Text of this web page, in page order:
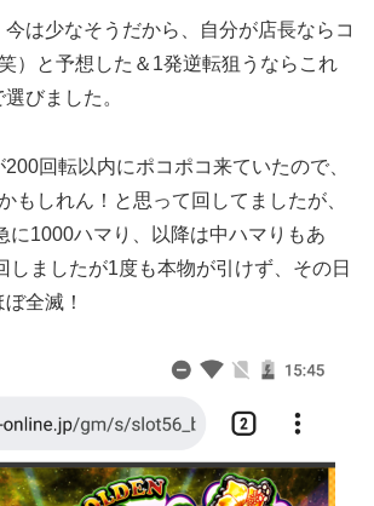
は少なそうだから、自分が店長ならコ
）と予想した＆1発逆転狙うならこれ
びました。
回転以内にポコポコ来ていたので、
もしれん！と思って回してましたが、
に1000ハマり、以降は中ハマりもあ
しましたが1度も本物が引けず、その日
ぼ全滅！